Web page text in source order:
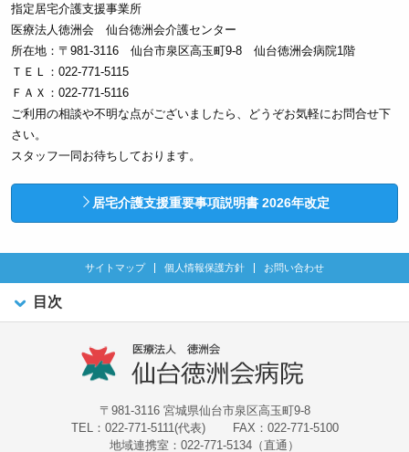
指定居宅介護支援事業所
医療法人徳洲会 仙台徳洲会介護センター
所在地：〒981-3116 仙台市泉区高玉町9-8 仙台徳洲会病院1階
ＴＥＬ：022-771-5115
ＦＡＸ：022-771-5116
ご利用の相談や不明な点がございましたら、どうぞお気軽にお問合せ下
さい。
スタッフ一同お待ちしております。
居宅介護支援重要事項説明書 2026年改定
サイトマップ 個人情報保護方針 お問い合わせ
目次
〒981-3116 宮城県仙台市泉区高玉町9-8
TEL：022-771-5111(代表)
FAX：022-771-5100
地域連携室：022-771-5134（直通）